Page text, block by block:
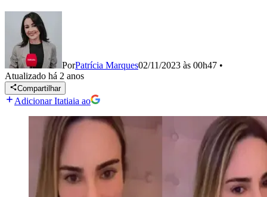
PorPatrícia Marques02/11/2023 às 00h47 •
Atualizado há 2 anos
Compartilhar
Adicionar Itatiaia ao